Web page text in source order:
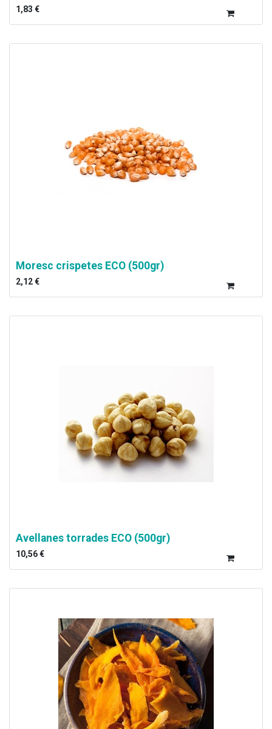
1,83 €
Moresc crispetes ECO (500gr)
2,12€
Avellanes torrades ECO (500gr)
10,56€